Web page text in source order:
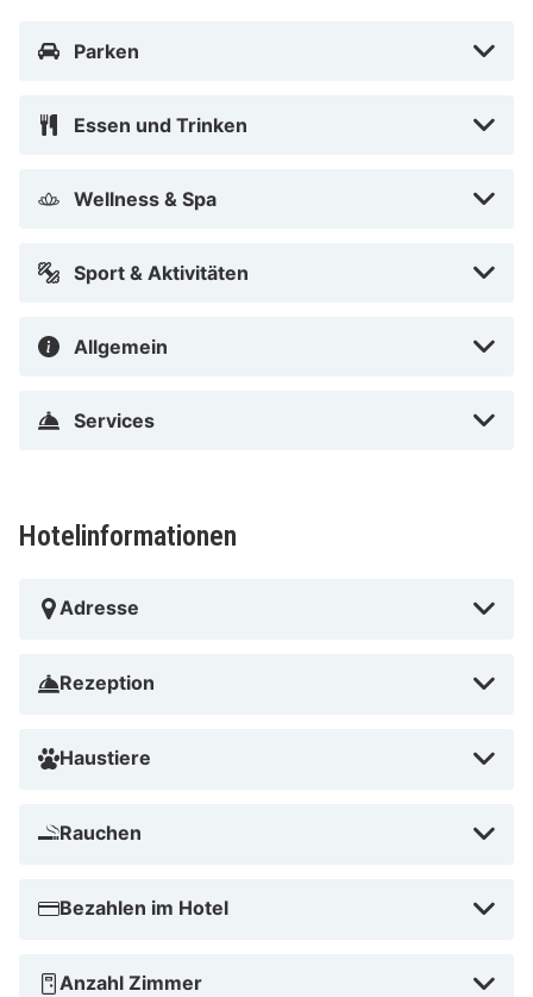
Parken
Essen und Trinken
Wellness & Spa
Sport & Aktivitäten
Allgemein
Services
Hotelinformationen
Adresse
Rezeption
Haustiere
Rauchen
Bezahlen im Hotel
Anzahl Zimmer